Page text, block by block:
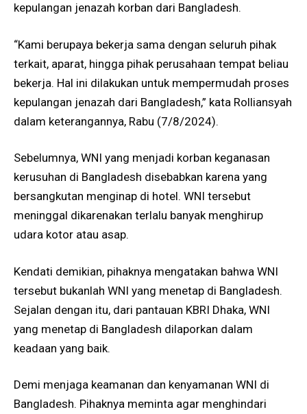
kepulangan jenazah korban dari Bangladesh.
“Kami berupaya bekerja sama dengan seluruh pihak
terkait, aparat, hingga pihak perusahaan tempat beliau
bekerja. Hal ini dilakukan untuk mempermudah proses
kepulangan jenazah dari Bangladesh,” kata Rolliansyah
dalam keterangannya, Rabu (7/8/2024).
Sebelumnya, WNI yang menjadi korban keganasan
kerusuhan di Bangladesh disebabkan karena yang
bersangkutan menginap di hotel. WNI tersebut
meninggal dikarenakan terlalu banyak menghirup
udara kotor atau asap.
Kendati demikian, pihaknya mengatakan bahwa WNI
tersebut bukanlah WNI yang menetap di Bangladesh.
Sejalan dengan itu, dari pantauan KBRI Dhaka, WNI
yang menetap di Bangladesh dilaporkan dalam
keadaan yang baik.
Demi menjaga keamanan dan kenyamanan WNI di
Bangladesh. Pihaknya meminta agar menghindari